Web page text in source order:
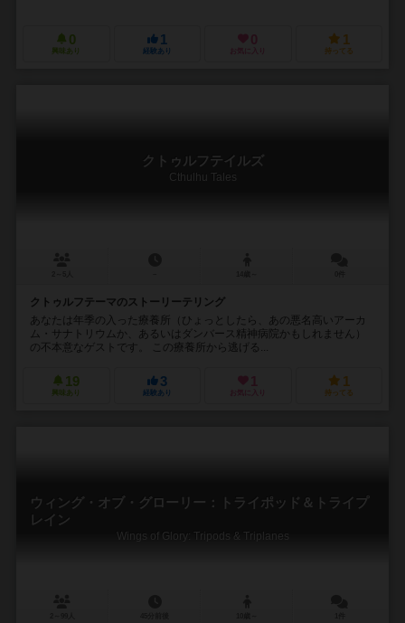
0
興味あり
1
経験あり
0
お気に入り
1
持ってる
クトゥルフテイルズ
Cthulhu Tales
クトゥルフテーマのストーリーテリング
あなたは年季の入った療養所（ひょっとしたら、あの悪名高いアーカ
ム・サナトリウムか、あるいはダンバース精神病院かもしれません）
の不本意なゲストです。 この療養所から逃げる...
19
興味あり
3
経験あり
1
お気に入り
1
持ってる
ウィング・オブ・グローリー：トライポッド＆トライプ
レイン
Wings of Glory: Tripods & Triplanes